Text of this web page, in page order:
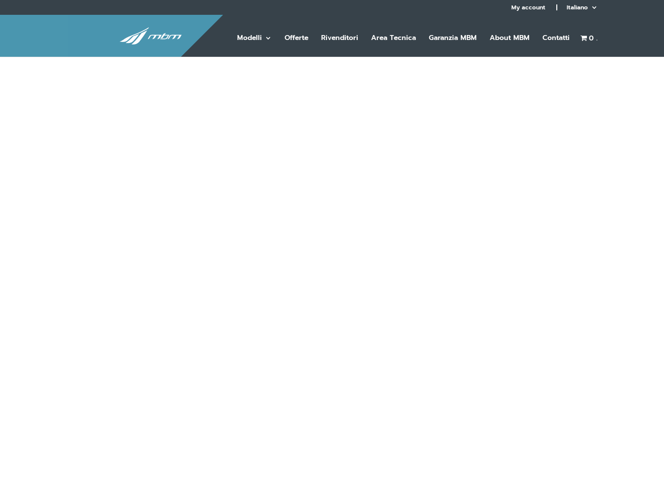
My account Italiano
Modelli Offerte Rivenditori Area Tecnica Garanzia MBM About MBM Contatti 0 .